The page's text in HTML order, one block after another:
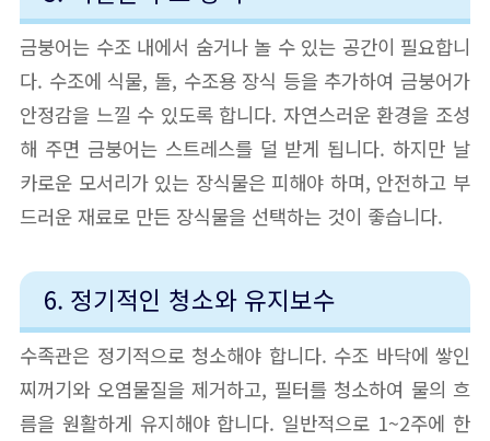
금붕어는 수조 내에서 숨거나 놀 수 있는 공간이 필요합니
다. 수조에 식물, 돌, 수조용 장식 등을 추가하여 금붕어가
안정감을 느낄 수 있도록 합니다. 자연스러운 환경을 조성
해 주면 금붕어는 스트레스를 덜 받게 됩니다. 하지만 날
카로운 모서리가 있는 장식물은 피해야 하며, 안전하고 부
드러운 재료로 만든 장식물을 선택하는 것이 좋습니다.
6. 정기적인 청소와 유지보수
수족관은 정기적으로 청소해야 합니다. 수조 바닥에 쌓인
찌꺼기와 오염물질을 제거하고, 필터를 청소하여 물의 흐
름을 원활하게 유지해야 합니다. 일반적으로 1~2주에 한